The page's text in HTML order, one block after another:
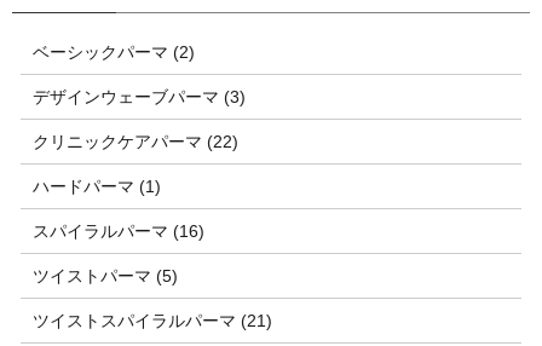
ベーシックパーマ (2)
デザインウェーブパーマ (3)
クリニックケアパーマ (22)
ハードパーマ (1)
スパイラルパーマ (16)
ツイストパーマ (5)
ツイストスパイラルパーマ (21)